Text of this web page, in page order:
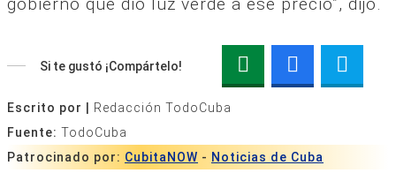
Si te gustó ¡Compártelo!
Escrito por |
Redacción TodoCuba
Fuente: TodoCuba
Patrocinado por: CubitaNOW - Noticias de Cuba